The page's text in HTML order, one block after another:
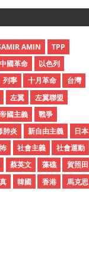
AMIN
TPP
中國革命
以色列
列寧 十月革命
台灣
左翼
左翼聯盟
帝國主義
戰爭
肺炎 新自由主義
日本
社會主義
社會運動
蔡英文 藻礁
賀照田
韓國 香港
馬克思